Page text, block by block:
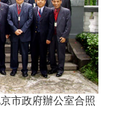
市政府辦公室合照